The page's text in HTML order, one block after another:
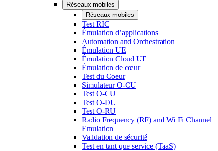
Réseaux mobiles
Réseaux mobiles
Test RIC
Émulation d’applications
Automation and Orchestration
Émulation UE
Émulation Cloud UE
Émulation de cœur
Test du Coeur
Simulateur O-CU
Test O-CU
Test O-DU
Test O-RU
Radio Frequency (RF) and Wi-Fi Channel
Emulation
Validation de sécurité
Test en tant que service (TaaS)